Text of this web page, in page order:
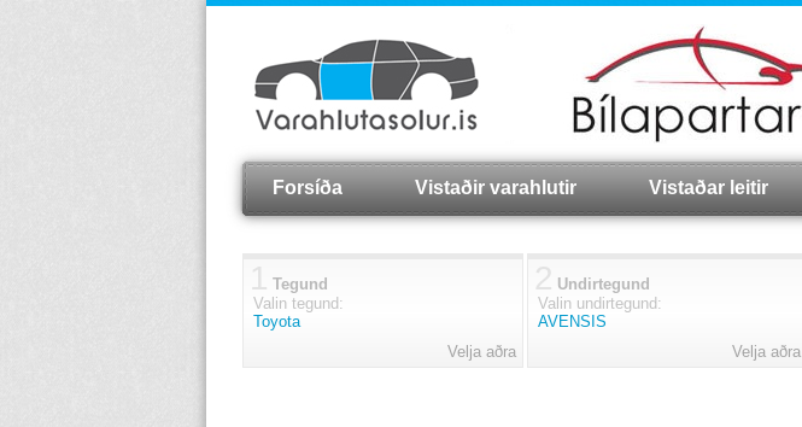
Forsíða Vistaðir varahlutir Vistaðar leitir
1 Tegund
Valin tegund:
Toyota
Velja aðra
2 Undirtegund
Valin undirtegund:
AVENSIS
Velja aðra